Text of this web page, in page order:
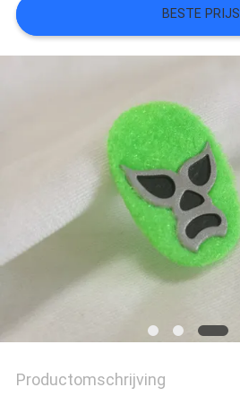
PRIVACYBELEIDBESTE PRIJS
Productomschrijving